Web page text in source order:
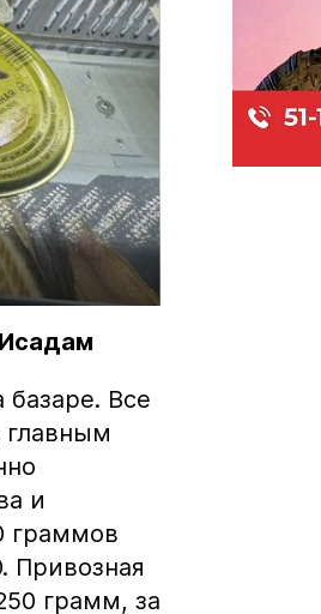
Все
главным
и
граммов
Привозная
грамм, за